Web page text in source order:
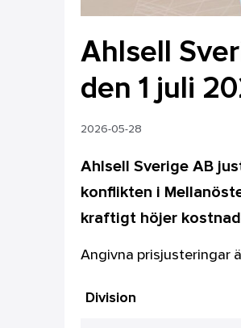
Ahlsell
den 1 juli
2026-05-28
Ahlsell Sverige AB
konflikten i
kraftigt höjer
Angivna prisjusteringar
Division